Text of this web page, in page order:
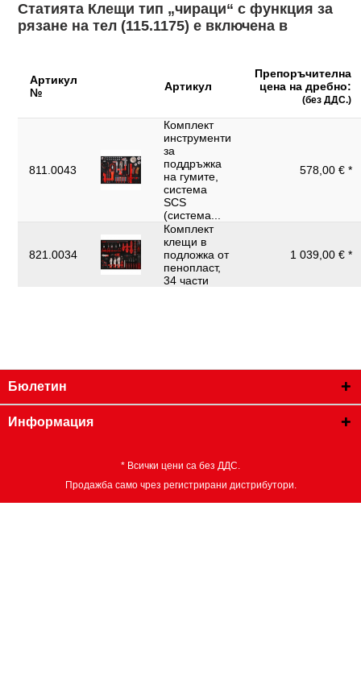
Статията Клещи тип „чираци“ с функция за
рязане на тел (115.1175) е включена в
Артикул
№
Артикул
Препоръчителна
цена на дребно:
(без ДДС.)
811.0043
Комплект
инструменти
за
поддръжка
на гумите,
система
SCS
(система...
578,00 € *
821.0034
Комплект
клещи в
подложка от
пенопласт,
34 части
1 039,00 € *
Бюлетин
Информация
* Всички цени са без ДДС.
Продажба само чрез регистрирани дистрибутори.